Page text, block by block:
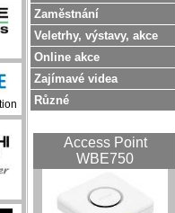
Zaměstnání
Veletrhy, výstavy, akce
Online akce
Zajímavé videa
Různé
Access Point
WBE750